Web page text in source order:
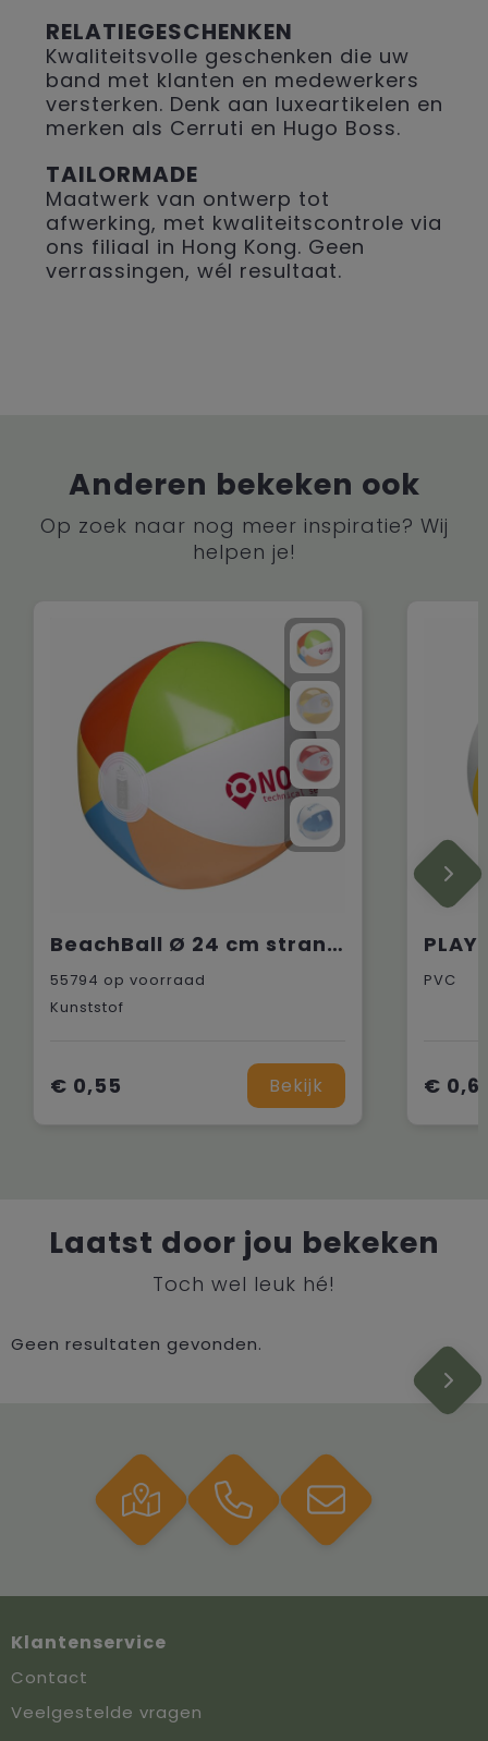
RELATIEGESCHENKEN
Kwaliteitsvolle geschenken die uw
band met klanten en medewerkers
versterken. Denk aan luxeartikelen en
merken als Cerruti en Hugo Boss.
TAILORMADE
Maatwerk van ontwerp tot
afwerking, met kwaliteitscontrole via
ons filiaal in Hong Kong. Geen
verrassingen, wél resultaat.
Anderen bekeken ook
Op zoek naar nog meer inspiratie? Wij
helpen je!
BeachBall Ø 24 cm strandbal
55794 op voorraad
Kunststof
€ 0,55 Bekijk
PVC
€
Laatst door jou bekeken
Toch wel leuk hé!
Geen resultaten gevonden.
Klantenservice
Contact
Veelgestelde vragen